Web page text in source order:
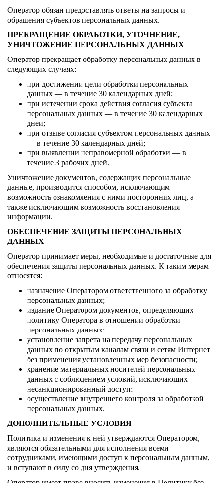
Оператор обязан предоставлять ответы на запросы и
обращения субъектов персональных данных.
ПРЕКРАЩЕНИЕ ОБРАБОТКИ, УТОЧНЕНИЕ,
УНИЧТОЖЕНИЕ ПЕРСОНАЛЬНЫХ ДАННЫХ
Оператор прекращает обработку персональных данных в
следующих случаях:
при достижении цели обработки персональных
данных — в течение 30 календарных дней;
при истечении срока действия согласия субъекта
персональных данных — в течение 30 календарных
дней;
при отзыве согласия субъектом персональных данных
— в течение 30 календарных дней;
при выявлении неправомерной обработки — в
течение 3 рабочих дней.
Уничтожение документов, содержащих персональные
данные, производится способом, исключающим
возможность ознакомления с ними посторонних лиц, а
также исключающим возможность восстановления
информации.
ОБЕСПЕЧЕНИЕ ЗАЩИТЫ ПЕРСОНАЛЬНЫХ
ДАННЫХ
Оператор принимает меры, необходимые и достаточные для
обеспечения защиты персональных данных. К таким мерам
относятся:
назначение Оператором ответственного за обработку
персональных данных;
издание Оператором документов, определяющих
политику Оператора в отношении обработки
персональных данных;
установление запрета на передачу персональных
данных по открытым каналам связи и сетям Интернет
без применения установленных мер безопасности;
хранение материальных носителей персональных
данных с соблюдением условий, исключающих
несанкционированный доступ;
осуществление внутреннего контроля за обработкой
персональных данных.
ДОПОЛНИТЕЛЬНЫЕ УСЛОВИЯ
Политика и изменения к ней утверждаются Оператором,
являются обязательными для исполнения всеми
сотрудниками, имеющими доступ к персональным данным,
и вступают в силу со дня утверждения.